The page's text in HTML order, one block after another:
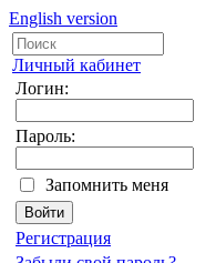
English version
Личный кабинет
Логин:
Пароль:
Запомнить меня
Регистрация